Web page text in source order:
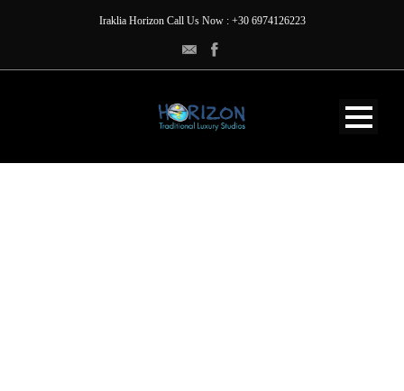
Iraklia Horizon Call Us Now : +30 6974126223